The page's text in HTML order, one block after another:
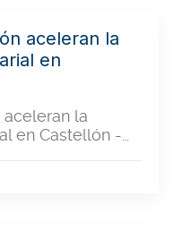
aceleran la
en
la
en Castellón -…